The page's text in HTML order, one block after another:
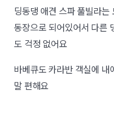
딩동댕 애견 스파 풀빌라는
동장으로 되어있어서 다른
도 걱정 없어요
바베큐도 카라반 객실에
말 편해요